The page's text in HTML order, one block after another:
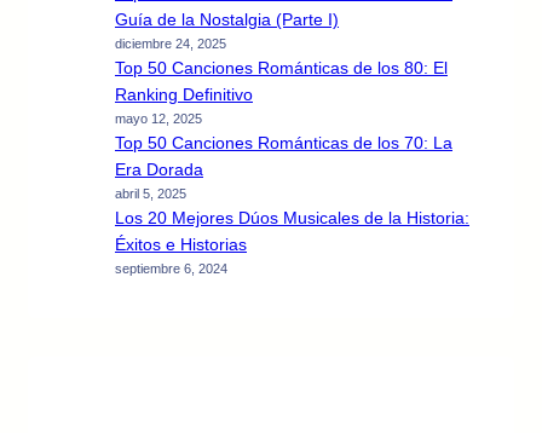
Guía de la Nostalgia (Parte I)
diciembre 24, 2025
Top 50 Canciones Románticas de los 80: El
Ranking Definitivo
mayo 12, 2025
Top 50 Canciones Románticas de los 70: La
Era Dorada
abril 5, 2025
Los 20 Mejores Dúos Musicales de la Historia:
Éxitos e Historias
septiembre 6, 2024